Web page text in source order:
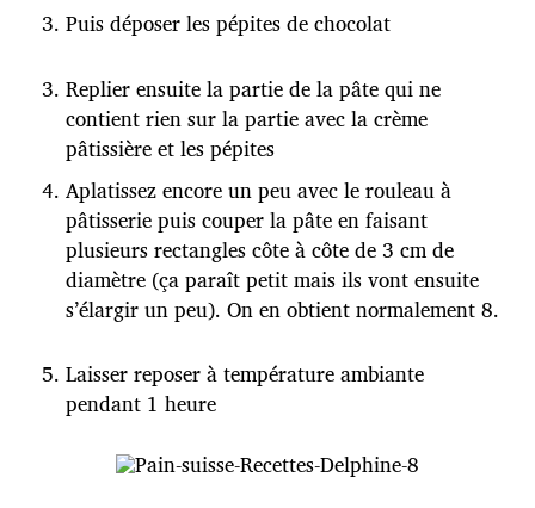
Puis déposer les pépites de chocolat
Replier ensuite la partie de la pâte qui ne
contient rien sur la partie avec la crème
pâtissière et les pépites
Aplatissez encore un peu avec le rouleau à
pâtisserie puis couper la pâte en faisant
plusieurs rectangles côte à côte de 3 cm de
diamètre (ça paraît petit mais ils vont ensuite
s’élargir un peu). On en obtient normalement 8.
Laisser reposer à température ambiante
pendant 1 heure